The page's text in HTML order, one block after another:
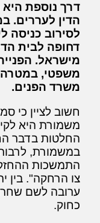
דרך נוספת
הדין לעררים.
לסירוב כניסה
דחופה לבית
מישראל.
משפטי, במטרה
משרד הפנים.
חשוב לציין כי
משמורת היא
החלטות בדבר
במשמורת, לרבות
התמשכות
צו הרחקה". בין
ערובה לשם
כחוק.